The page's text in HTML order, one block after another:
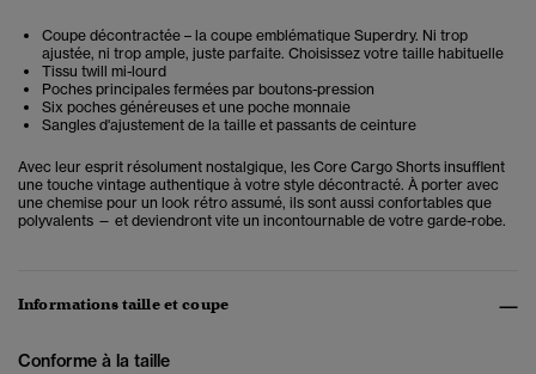
Coupe décontractée – la coupe emblématique Superdry. Ni trop
ajustée, ni trop ample, juste parfaite. Choisissez votre taille habituelle
Tissu twill mi-lourd
Poches principales fermées par boutons-pression
Six poches généreuses et une poche monnaie
Sangles d'ajustement de la taille et passants de ceinture
Avec leur esprit résolument nostalgique, les Core Cargo Shorts insufflent
une touche vintage authentique à votre style décontracté. À porter avec
une chemise pour un look rétro assumé, ils sont aussi confortables que
polyvalents — et deviendront vite un incontournable de votre garde-robe.
Informations taille et coupe
Conforme à la taille